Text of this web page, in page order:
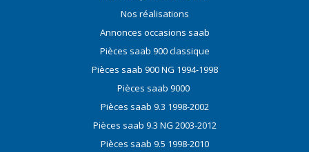
Nos réalisations
Annonces occasions saab
Pièces saab 900 classique
Pièces saab 900 NG 1994-1998
Pièces saab 9000
Pièces saab 9.3 1998-2002
Pièces saab 9.3 NG 2003-2012
Pièces saab 9.5 1998-2010